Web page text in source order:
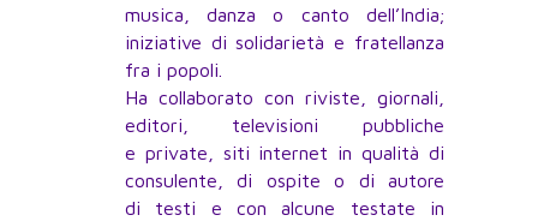
musica, danza o canto dell’India;
iniziative di solidarietà e fratellanza
fra i popoli.
Ha collaborato con riviste, giornali,
editori, televisioni pubbliche
e private, siti internet in qualità di
consulente, di ospite o di autore
di testi e con alcune testate in